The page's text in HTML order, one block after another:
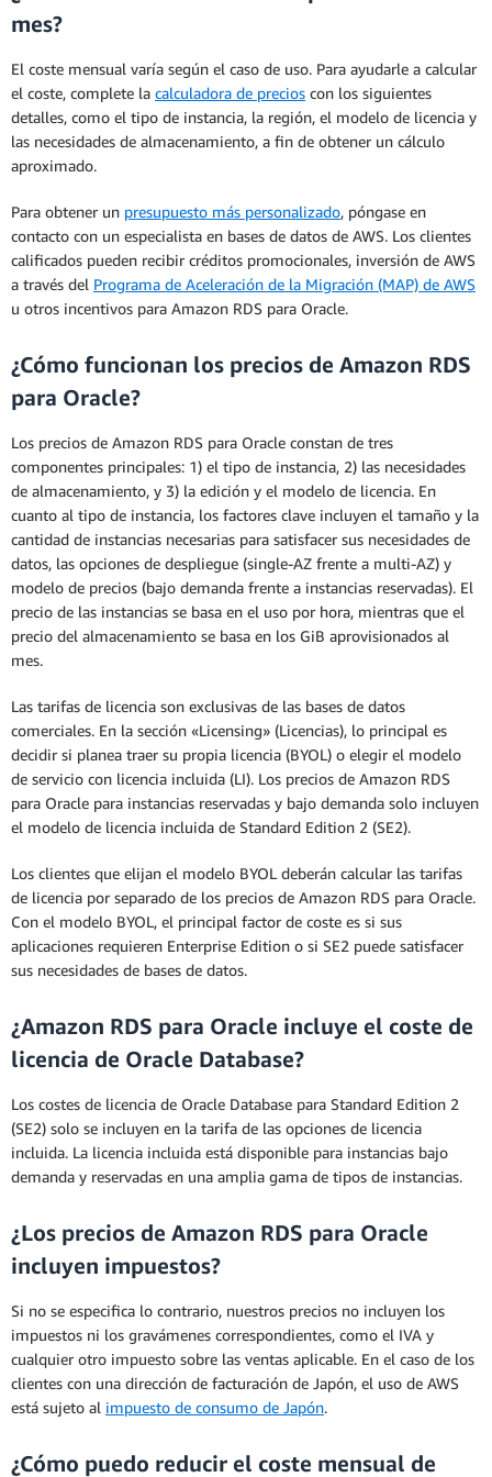
si se encuentra en ejecución. El precio por hora
real muestra el costo por hora amortizado de la
reservada durante todo el periodo de vigencia,
incluidos los pagos iniciales, y se extiende por
cada hora del periodo de la instancia reservada.
instancia reservada en comparación con el precio
una instancia reservada, se le facturará cada hora
durante el periodo de vigencia de la instancia
reservada que seleccione, independientemente de
si se encuentra en ejecución. El precio por hora
real muestra el costo por hora amortizado de la
reservada durante todo el periodo de vigencia,
incluidos los pagos iniciales, y se extiende por
cada hora del periodo de la instancia reservada.
mes?
El coste mensual varía según el caso de uso. Para ayudarle a calcular
el coste, complete la calculadora de precios con los siguientes
detalles, como el tipo de instancia, la región, el modelo de licencia y
las necesidades de almacenamiento, a fin de obtener un cálculo
aproximado.
Para obtener un presupuesto más personalizado, póngase en
contacto con un especialista en bases de datos de AWS. Los clientes
calificados pueden recibir créditos promocionales, inversión de AWS
a través del Programa de Aceleración de la Migración (MAP) de AWS
u otros incentivos para Amazon RDS para Oracle.
¿Cómo funcionan los precios de Amazon RDS
para Oracle?
Los precios de Amazon RDS para Oracle constan de tres
componentes principales: 1) el tipo de instancia, 2) las necesidades
de almacenamiento, y 3) la edición y el modelo de licencia. En
cuanto al tipo de instancia, los factores clave incluyen el tamaño y la
cantidad de instancias necesarias para satisfacer sus necesidades de
datos, las opciones de despliegue (single-AZ frente a multi-AZ) y
modelo de precios (bajo demanda frente a instancias reservadas). El
precio de las instancias se basa en el uso por hora, mientras que el
precio del almacenamiento se basa en los GiB aprovisionados al
mes.
Las tarifas de licencia son exclusivas de las bases de datos
comerciales. En la sección «Licensing» (Licencias), lo principal es
decidir si planea traer su propia licencia (BYOL) o elegir el modelo
de servicio con licencia incluida (LI). Los precios de Amazon RDS
para Oracle para instancias reservadas y bajo demanda solo incluyen
el modelo de licencia incluida de Standard Edition 2 (SE2).
Los clientes que elijan el modelo BYOL deberán calcular las tarifas
de licencia por separado de los precios de Amazon RDS para Oracle.
Con el modelo BYOL, el principal factor de coste es si sus
aplicaciones requieren Enterprise Edition o si SE2 puede satisfacer
sus necesidades de bases de datos.
¿Amazon RDS para Oracle incluye el coste de
licencia de Oracle Database?
Los costes de licencia de Oracle Database para Standard Edition 2
(SE2) solo se incluyen en la tarifa de las opciones de licencia
incluida. La licencia incluida está disponible para instancias bajo
demanda y reservadas en una amplia gama de tipos de instancias.
¿Los precios de Amazon RDS para Oracle
incluyen impuestos?
Si no se especifica lo contrario, nuestros precios no incluyen los
impuestos ni los gravámenes correspondientes, como el IVA y
cualquier otro impuesto sobre las ventas aplicable. En el caso de los
clientes con una dirección de facturación de Japón, el uso de AWS
está sujeto al impuesto de consumo de Japón.
¿Cómo puedo reducir el coste mensual de